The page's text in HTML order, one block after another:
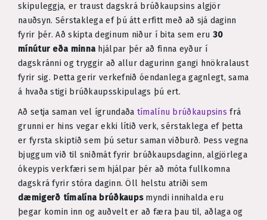
skipuleggja, er traust dagskrá brúðkaupsins algjör
nauðsyn. Sérstaklega ef þú átt erfitt með að sjá daginn
fyrir þér. Að skipta deginum niður í bita sem eru 30
mínútur eða minna hjálpar þér að finna eyður í
dagskránni og tryggir að allur dagurinn gangi hnökralaust
fyrir sig. Þetta gerir verkefnið óendanlega gagnlegt, sama
á hvaða stigi brúðkaupsskipulags þú ert.
Að setja saman vel ígrundaða tímalínu brúðkaupsins frá
grunni er hins vegar ekki lítið verk, sérstaklega ef þetta
er fyrsta skiptið sem þú setur saman viðburð. Þess vegna
bjuggum við til sniðmát fyrir brúðkaupsdaginn, algjörlega
ókeypis verkfæri sem hjálpar þér að móta fullkomna
dagskrá fyrir stóra daginn. Öll helstu atriði sem
dæmigerð tímalína brúðkaupsmyndi innihalda eru
þegar komin inn og auðvelt er að færa þau til, aðlaga og